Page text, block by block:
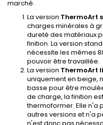
marché.
La version ThermoArt
charges minérales à
dureté des matériaux
finition. La version
nécessite les mêmes
pouvoir être travaillée.
La version ThermoArt
uniquement en beige,
basse pour être
de charge, la finition
thermoformer. Elle n'a
autres versions et n'a